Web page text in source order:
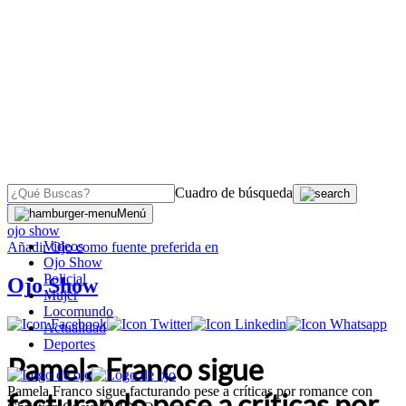
Cuadro de búsqueda
Menú
Videos
Ojo Show
Policial
Mujer
Locomundo
Actualidad
Deportes
Pamela Franco sigue facturando pese a críticas por romance con
OJO
ojo show
AñadirOjocomo fuente preferida en
Ojo Show
Pamela Franco sigue